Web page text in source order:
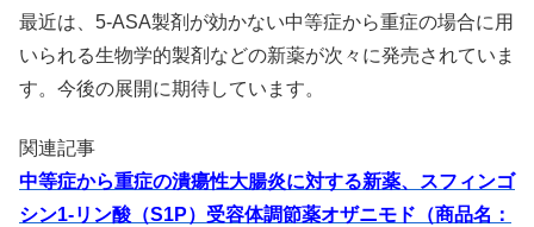
最近は、5-ASA製剤が効かない中等症から重症の場合に用
いられる生物学的製剤などの新薬が次々に発売されていま
す。今後の展開に期待しています。
関連記事
中等症から重症の潰瘍性大腸炎に対する新薬、スフィンゴ
シン1-リン酸（S1P）受容体調節薬オザニモド（商品名：